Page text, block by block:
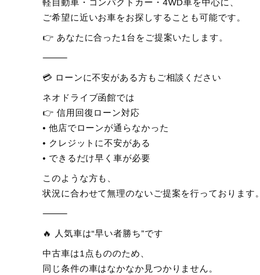
軽自動車・コンパクトカー・4WD車を中心に、
ご希望に近いお車をお探しすることも可能です。
👉 あなたに合った1台をご提案いたします。
⸻
💳 ローンに不安がある方もご相談ください
ネオドライブ函館では
👉 信用回復ローン対応
• 他店でローンが通らなかった
• クレジットに不安がある
• できるだけ早く車が必要
このような方も、
状況に合わせて無理のないご提案を行っております。
⸻
🔥 人気車は“早い者勝ち”です
中古車は1点もののため、
同じ条件の車はなかなか見つかりません。